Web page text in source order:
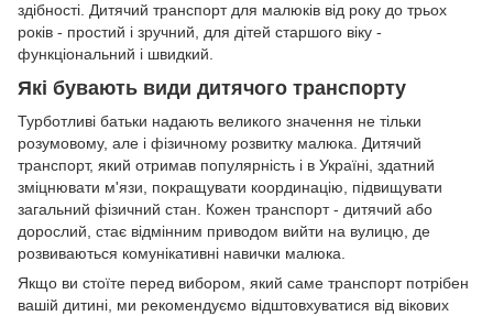
здібності. Дитячий транспорт для малюків від року до трьох
років - простий і зручний, для дітей старшого віку -
функціональний і швидкий.
Які бувають види дитячого транспорту
Турботливі батьки надають великого значення не тільки
розумовому, але і фізичному розвитку малюка. Дитячий
транспорт, який отримав популярність і в Україні, здатний
зміцнювати м'язи, покращувати координацію, підвищувати
загальний фізичний стан. Кожен транспорт - дитячий або
дорослий, стає відмінним приводом вийти на вулицю, де
розвиваються комунікативні навички малюка.
Якщо ви стоїте перед вибором, який саме транспорт потрібен
вашій дитині, ми рекомендуємо відштовхуватися від вікових